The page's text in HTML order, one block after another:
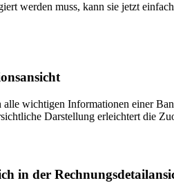
werden muss, kann sie jetzt
wichtigen Informationen einer
Darstellung erleichtert die
in der